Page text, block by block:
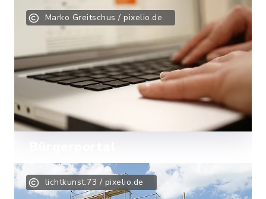
Finden Sie den richtigen
Ansprechpartner für Ihr Anliegen.
Mehr lesen
Marko Greitschus / pixelio.de
Ab sofort können Sie viele Ihrer
Anliegen bequem und sicher von zu
lichtkunst.73 / pixelio.de